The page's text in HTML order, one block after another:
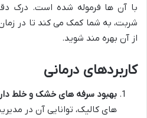
با آن ها فرموله شده است. درک
شربت، به شما کمک می کند تا در
از آن بهره مند شوید.
کاربردهای درمانی
بهبود سرفه های خشک و خلط
های کالیک، توانایی آن در